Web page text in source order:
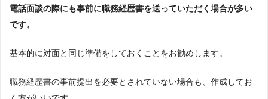
電話面談の際にも事前に職務経歴書を送っていただく場合が多い
です。
基本的に対面と同じ準備をしておくことをお勧めします。
職務経歴書の事前提出を必要とされていない場合も、作成してお